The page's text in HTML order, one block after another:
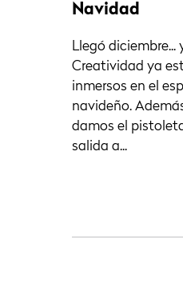
Navidad
Llegó diciembre...
Creatividad ya
inmersos en el
navideño.
damos el
salida a...